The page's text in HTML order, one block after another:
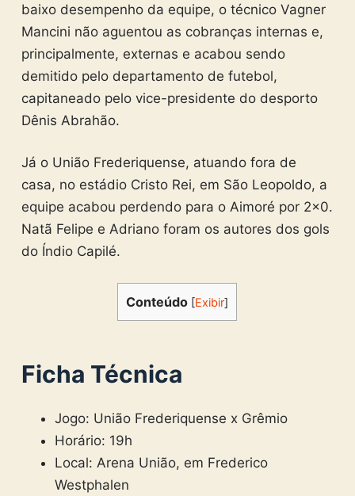
baixo desempenho da equipe, o técnico Vagner
Mancini não aguentou as cobranças internas e,
principalmente, externas e acabou sendo
demitido pelo departamento de futebol,
capitaneado pelo vice-presidente do desporto
Dênis Abrahão.
Já o União Frederiquense, atuando fora de
casa, no estádio Cristo Rei, em São Leopoldo, a
equipe acabou perdendo para o Aimoré por 2×0.
Natã Felipe e Adriano foram os autores dos gols
do Índio Capilé.
Conteúdo [Exibir]
Ficha Técnica
Jogo: União Frederiquense x Grêmio
Horário: 19h
Local: Arena União, em Frederico
Westphalen